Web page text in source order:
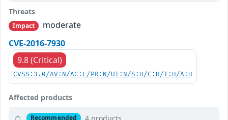
Threats
Impact
moderate
CVE-2016-7930
9.8 (Critical)
CVSS:3.0/AV:N/AC:L/PR:N/UI:N/S:U/C:H/I:H/A:H
Affected products
Recommended